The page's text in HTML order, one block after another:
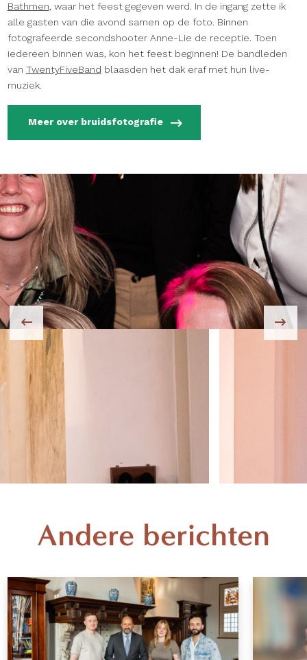
Bathmen, waar het feest gegeven werd. In de ingang zette ik
alle gasten van die avond samen op de foto. Binnen
fotografeerde secondshooter Anne-Lie de receptie. Toen
iedereen binnen was, kon het feest beginnen! De bandleden
van TwentyFiveBand blaasden het dak eraf met hun live-
muziek.
Meer over bruidsfotografie
Andere berichten